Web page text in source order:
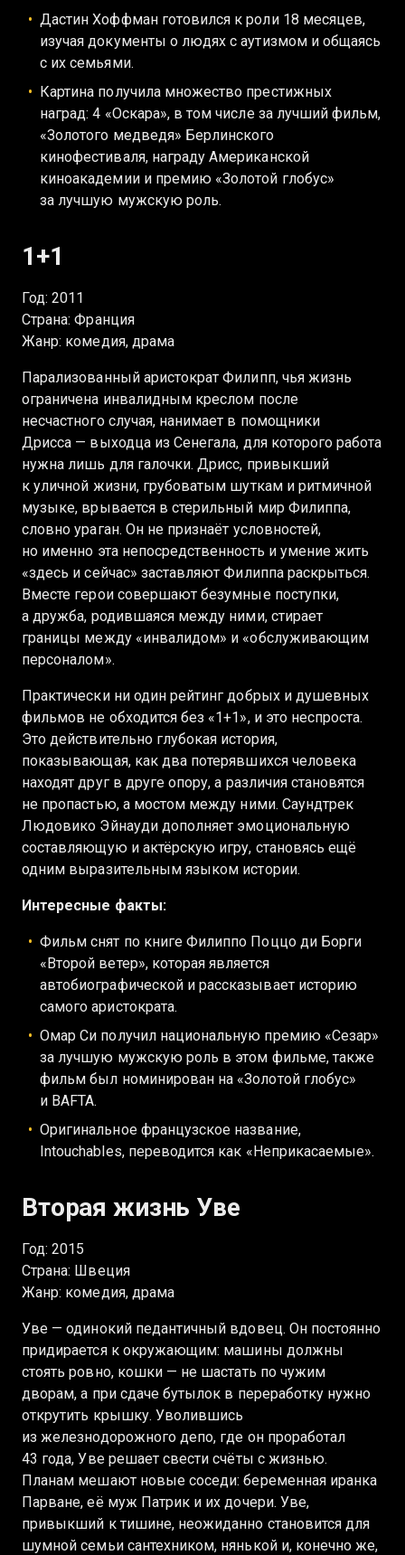
Дастин Хоффман готовился к роли 18 месяцев,
изучая документы о людях с аутизмом и общаясь
с их семьями.
Картина получила множество престижных
наград: 4 «Оскара», в том числе за лучший фильм,
«Золотого медведя» Берлинского
кинофестиваля, награду Американской
киноакадемии и премию «Золотой глобус»
за лучшую мужскую роль.
1+1
Год: 2011
Страна: Франция
Жанр: комедия, драма
Парализованный аристократ Филипп, чья жизнь
ограничена инвалидным креслом после
несчастного случая, нанимает в помощники
Дрисса — выходца из Сенегала, для которого работа
нужна лишь для галочки. Дрисс, привыкший
к уличной жизни, грубоватым шуткам и ритмичной
музыке, врывается в стерильный мир Филиппа,
словно ураган. Он не признаёт условностей,
но именно эта непосредственность и умение жить
«здесь и сейчас» заставляют Филиппа раскрыться.
Вместе герои совершают безумные поступки,
а дружба, родившаяся между ними, стирает
границы между «инвалидом» и «обслуживающим
персоналом».
Практически ни один рейтинг добрых и душевных
фильмов не обходится без «1+1», и это неспроста.
Это действительно глубокая история,
показывающая, как два потерявшихся человека
находят друг в друге опору, а различия становятся
не пропастью, а мостом между ними. Саундтрек
Людовико Эйнауди дополняет эмоциональную
составляющую и актёрскую игру, становясь ещё
одним выразительным языком истории.
Интересные факты:
Фильм снят по книге Филиппо Поццо ди Борги
«Второй ветер», которая является
автобиографической и рассказывает историю
самого аристократа.
Омар Си получил национальную премию «Сезар»
за лучшую мужскую роль в этом фильме, также
фильм был номинирован на «Золотой глобус»
и BAFTA.
Оригинальное французское название,
Intouchables, переводится как «Неприкасаемые».
Вторая жизнь Уве
Год: 2015
Страна: Швеция
Жанр: комедия, драма
Уве — одинокий педантичный вдовец. Он постоянно
придирается к окружающим: машины должны
стоять ровно, кошки — не шастать по чужим
дворам, а при сдаче бутылок в переработку нужно
открутить крышку. Уволившись
из железнодорожного депо, где он проработал
43 года, Уве решает свести счёты с жизнью.
Планам мешают новые соседи: беременная иранка
Парване, её муж Патрик и их дочери. Уве,
привыкший к тишине, неожиданно становится для
шумной семьи сантехником, нянькой и, конечно же,